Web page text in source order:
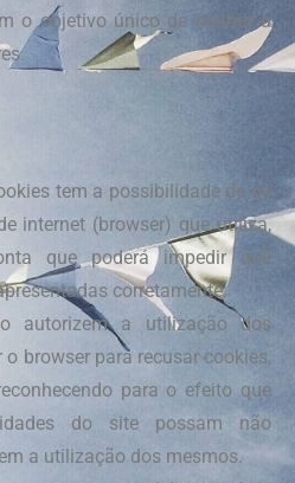
o objetivo único de melhor a
tem a possibilidade de os
internet (browser) que utiliza,
que poderá impedir que
corretamente.
autorizem a utilização dos
browser para recusar cookies,
para o efeito que
do site possam não
a utilização dos mesmos.